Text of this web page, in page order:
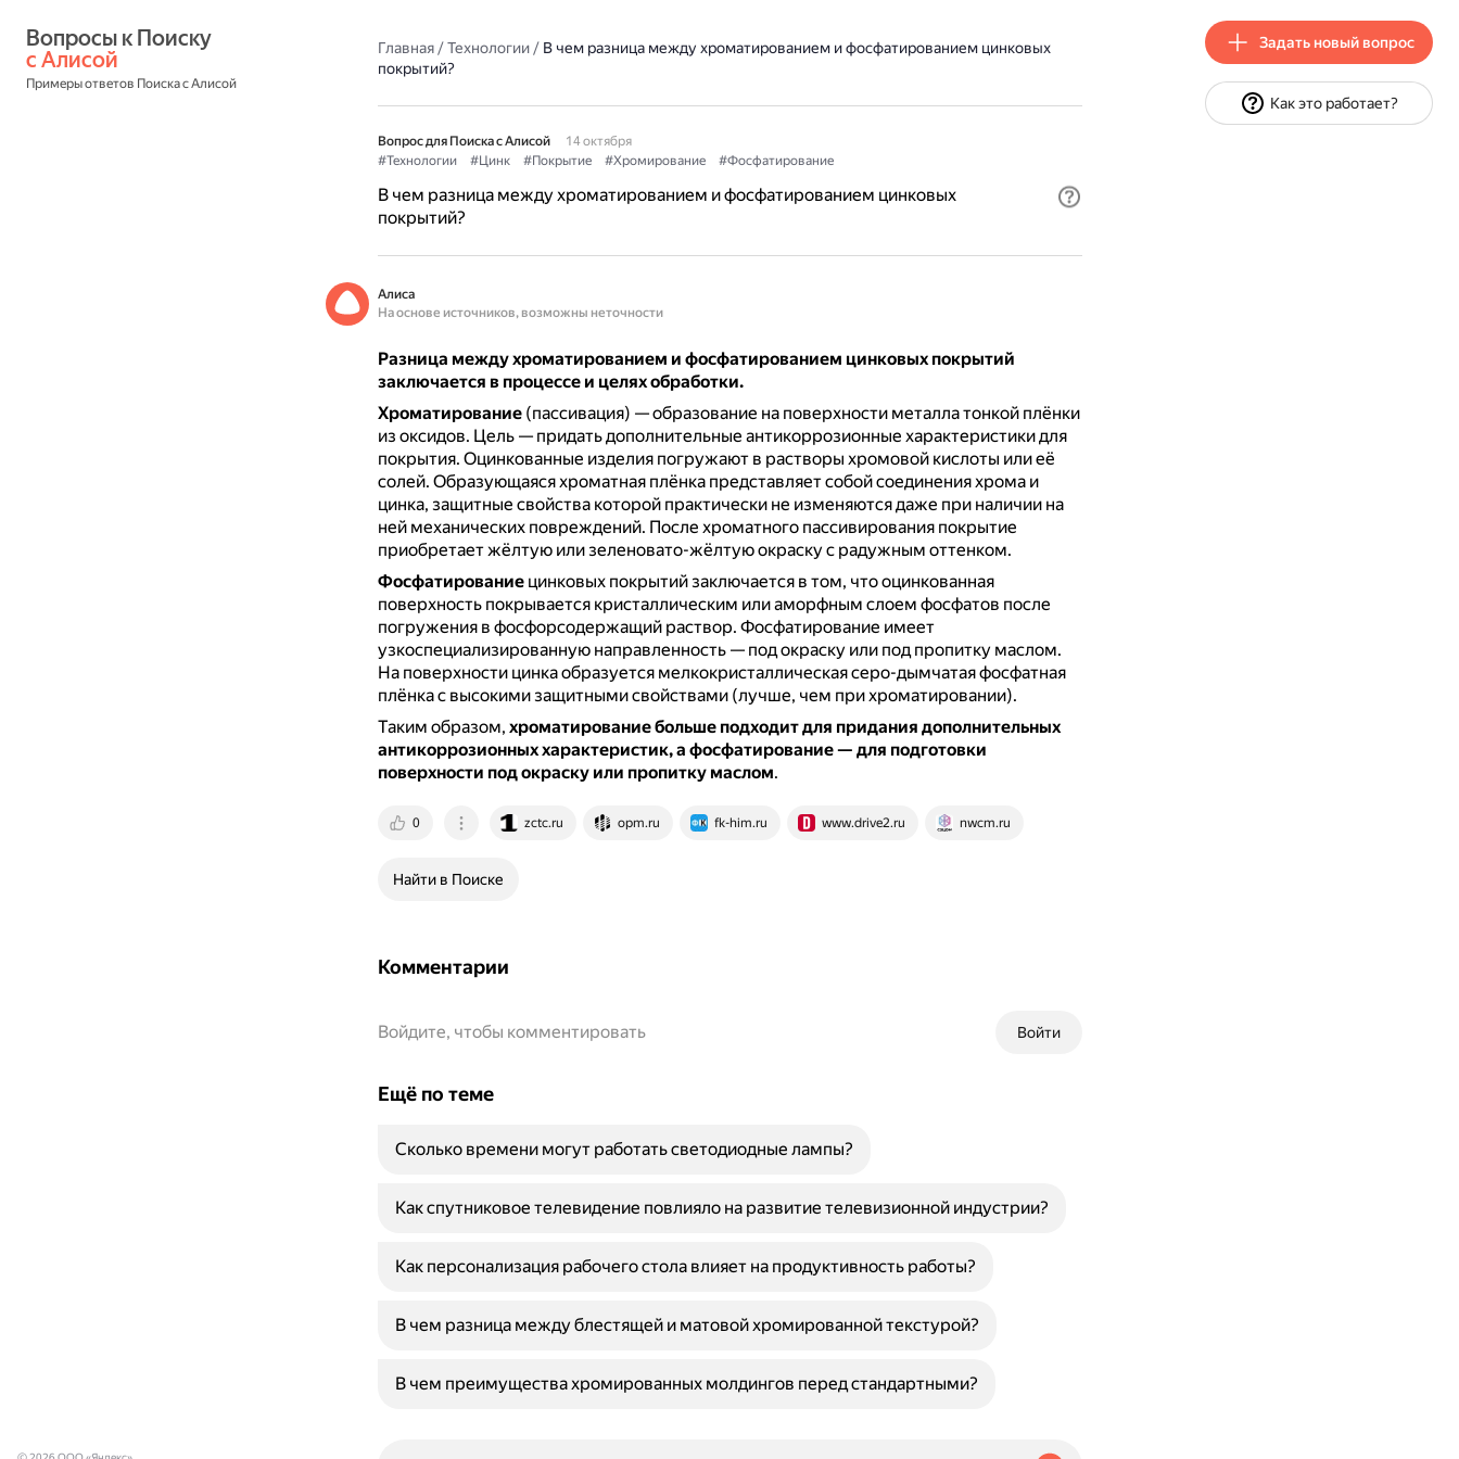
с Алисой
Примеры ответов Поиска с Алисой
Главная/Технологии/ В чем разница между хроматированием и фосфатированием цинковых
покрытий?
Вопрос для Поиска с Алисой
14 октября
#Технологии
#Цинк #Покрытие #Хромирование #Фосфатирование
В чем разница между хроматированием и фосфатированием цинковых
покрытий?
Алиса
На основе источников, возможны неточности
Разница между хроматированием и фосфатированием цинковых покрытий
заключается в процессе и целях обработки.
Хроматирование(пассивация) — образование на поверхности металла тонкой плёнки
из оксидов. Цель — придать дополнительные антикоррозионные характеристики для
покрытия. Оцинкованные изделия погружают в растворы хромовой кислоты или её
солей. Образующаяся хроматная плёнка представляет собой соединения хрома и
цинка, защитные свойства которой практически не изменяются даже при наличии на
ней механических повреждений. После хроматного пассивирования покрытие
приобретает жёлтую или зеленовато-жёлтую окраску с радужным оттенком.
Фосфатированиецинковых покрытий заключается в том, что оцинкованная
поверхность покрывается кристаллическим или аморфным слоем фосфатов после
погружения в фосфорсодержащий раствор. Фосфатирование имеет
узкоспециализированную направленность — под окраску или под пропитку маслом.
На поверхности цинка образуется мелкокристаллическая серо-дымчатая фосфатная
плёнка с высокими защитными свойствами (лучше, чем при хроматировании).
Таким образом, хроматирование больше подходит для придания дополнительных
антикоррозионных характеристик, а фосфатирование — для подготовки
поверхности под окраску или пропитку маслом.
0 zctc.ru opm.ru fk-him.ru www.drive2.ru nwcm.ru
Найти в Поиске
Комментарии
Войти
Войдите, чтобы комментировать
Ещё по теме
Сколько времени могут работать светодиодные лампы?
Как спутниковое телевидение повлияло на развитие телевизионной индустрии?
Как персонализация рабочего стола влияет на продуктивность работы?
В чем разница между блестящей и матовой хромированной текстурой?
В чем преимущества хромированных молдингов перед стандартными?
Задать новый вопрос
Как это работает?